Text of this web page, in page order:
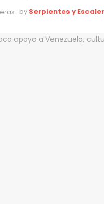
by Serpientes y